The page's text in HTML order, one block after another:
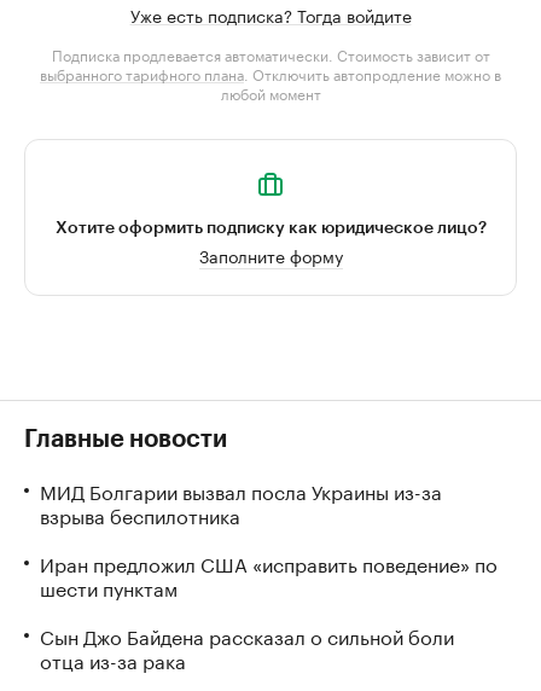
Уже есть подписка? Тогда войдите
Подписка продлевается автоматически. Стоимость зависит от
выбранного тарифного плана . Отключить автопродление можно в
любой момент
Хотите оформить подписку как юридическое лицо?
Заполните форму
Главные новости
МИД Болгарии вызвал посла Украины из-за
взрыва беспилотника
Иран предложил США «исправить поведение» по
шести пунктам
Сын Джо Байдена рассказал о сильной боли
отца из-за рака